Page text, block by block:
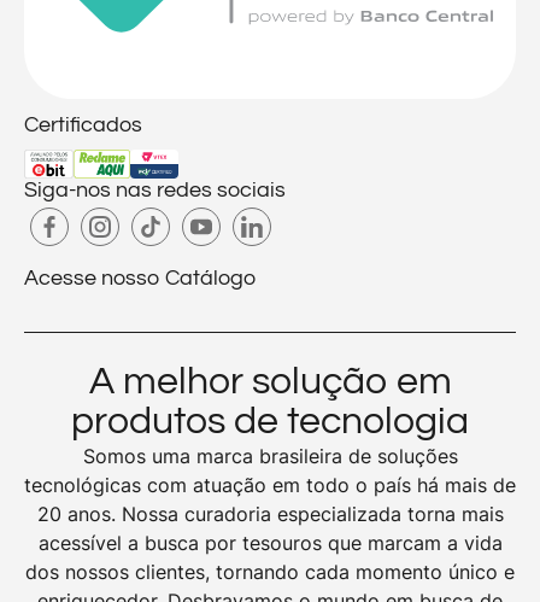
Certificados
Siga-nos nas redes sociais
Acesse nosso Catálogo
A melhor solução em
produtos de tecnologia
Somos uma marca brasileira de soluções
tecnológicas com atuação em todo o país há mais de
20 anos. Nossa curadoria especializada torna mais
acessível a busca por tesouros que marcam a vida
dos nossos clientes, tornando cada momento único e